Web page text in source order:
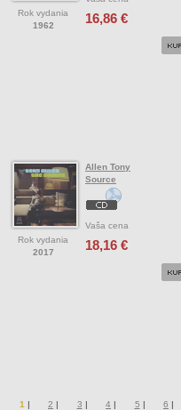
Rok vydania
1962
16,86 €
Rok vydania
2017
Allen Tony
Source
Vaša cena
18,16 €
1 | 2 | 3 | 4 | 5 | 6 |